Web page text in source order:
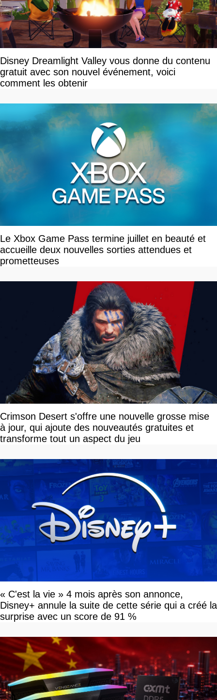
Disney Dreamlight Valley vous donne du contenu
gratuit avec son nouvel événement, voici
comment les obtenir
Le Xbox Game Pass termine juillet en beauté et
accueille deux nouvelles sorties attendues et
prometteuses
Crimson Desert s'offre une nouvelle grosse mise
à jour, qui ajoute des nouveautés gratuites et
transforme tout un aspect du jeu
« C'est la vie » 4 mois après son annonce,
Disney+ annule la suite de cette série qui a créé la
surprise avec un score de 91 %